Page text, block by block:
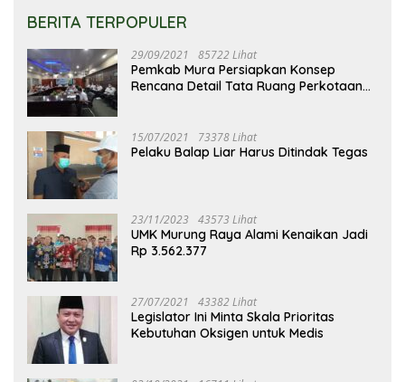
BERITA TERPOPULER
29/09/2021 85722 Lihat
Pemkab Mura Persiapkan Konsep
Rencana Detail Tata Ruang Perkotaan
15/07/2021 73378 Lihat
Pelaku Balap Liar Harus Ditindak Tegas
23/11/2023 43573 Lihat
UMK Murung Raya Alami Kenaikan Jadi
Rp 3.562.377
27/07/2021 43382 Lihat
Legislator Ini Minta Skala Prioritas
Kebutuhan Oksigen untuk Medis